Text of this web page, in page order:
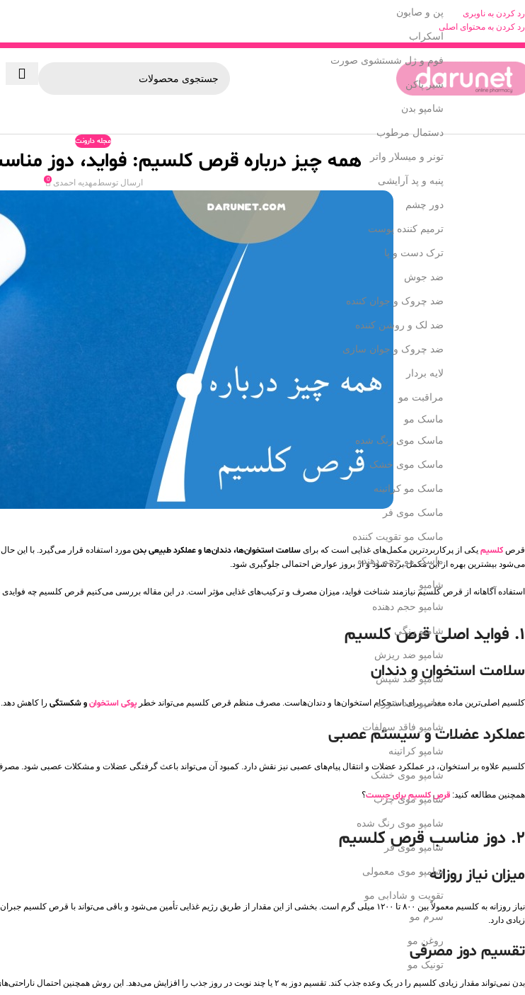
رد کردن به ناوبری
رد کردن به محتوای اصلی
پن و صابون
اسکراب
فوم و ژل شستشوی صورت
شیر پاکن
شامپو بدن
دستمال مرطوب
تونر و میسلار واتر
پنبه و پد آرایشی
دور چشم
ترمیم کننده پوست
ترک دست و پا
ضد جوش
ضد چروک و جوان کننده
ضد لک و روشن کننده
ضد چروک و جوان سازی
لایه بردار
مراقبت مو
ماسک مو
ماسک موی رنگ شده
ماسک موی خشک
ماسک مو کراتینه
ماسک موی فر
ماسک مو تقویت کننده
ماسک مو حجم دهنده
شامپو
شامپو حجم دهنده
شامپو رنگی
شامپو ضد ریزش
شامپو ضد شپش
شامپو ضد شوره
شامپو فاقد سولفات
شامپو کراتینه
شامپو موی خشک
شامپو موی چرب
شامپو موی رنگ شده
شامپو موی فر
شامپو موی معمولی
تقویت و شادابی مو
سرم مو
روغن مو
تونیک مو
مجله دارونت
همه چیز درباره قرص کلسیم: فواید، دوز
ارسال توسطمهدیه احمدی 0
قرص کلسیم یکی از پرکاربردترین مکمل‌های غذایی است که برای سلامت استخوان‌ها، دندان‌ها و عملکرد طبیعی بدن مورد استفاده قرار می‌گیرد. با این
می‌شود بیشترین بهره از این مکمل برده شود و از بروز عوارض احتمالی جلوگیری شود.
استفاده آگاهانه از قرص کلسیم نیازمند شناخت فواید، میزان مصرف و ترکیب‌های غذایی مؤثر است. در این مقاله بررسی می‌کنیم قرص کلسیم چه
۱. فواید اصلی قرص کلسیم
سلامت استخوان و دندان
کلسیم اصلی‌ترین ماده معدنی برای استحکام استخوان‌ها و دندان‌هاست. مصرف منظم قرص کلسیم می‌تواند خطر پوکی استخوانو شکستگی را کاهش
عملکرد عضلات و سیستم عصبی
کلسیم علاوه بر استخوان، در عملکرد عضلات و انتقال پیام‌های عصبی نیز نقش دارد. کمبود آن می‌تواند باعث گرفتگی عضلات و مشکلات عصبی شود.
همچنین مطالعه کنید: قرص کلسیم برای چیست؟
۲. دوز مناسب قرص کلسیم
میزان نیاز روزانه
نیاز روزانه به کلسیم معمولاً بین ۸۰۰ تا ۱۲۰۰ میلی‌ گرم است. بخشی از این مقدار از طریق رژیم غذایی تأمین می‌شود و باقی
زیادی دارد.
تقسیم دوز مصرفی
بدن نمی‌تواند مقدار زیادی کلسیم را در یک وعده جذب کند. تقسیم دوز به ۲ یا چند نوبت در روز جذب را افزایش می‌دهد. این روش همچنین احتمال ناراحتی‌های گوارشی ناشی از مکمل را کاهش می‌دهد.